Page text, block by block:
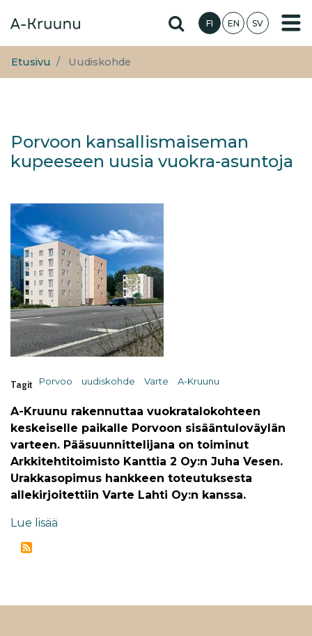
pääsisältöön
Hae sivustolta
FI EN SV
Etusivu Uudiskohde
Porvoon kansallismaiseman
kupeeseen uusia vuokra-asuntoja
Tagit Porvoo uudiskohde Varte A-Kruunu
A-Kruunu rakennuttaa vuokratalokohteen
keskeiselle paikalle Porvoon sisääntuloväylän
varteen. Pääsuunnittelijana on toiminut
Arkkitehtitoimisto Kanttia 2 Oy:n Juha Vesen.
Urakkasopimus hankkeen toteutuksesta
allekirjoitettiin Varte Lahti Oy:n kanssa.
Lue lisää